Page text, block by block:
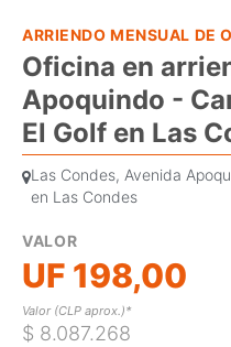
ARRIENDO MENSUAL DE
Oficina en
Apoquindo -
El Golf en Las
Las Condes, Avenida
en Las Condes
VALOR
UF 198,00
Valor (CLP aprox.)*
$ 8.087.268